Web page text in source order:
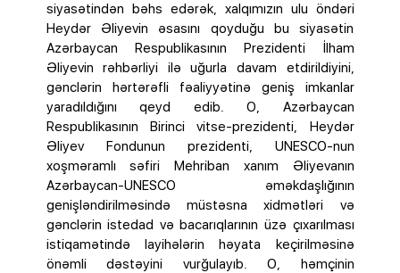
siyasətindən bəhs edərək, xalqımızın ulu öndəri
Heydər Əliyevin əsasını qoyduğu bu siyasətin
Azərbaycan Respublikasının Prezidenti İlham
Əliyevin rəhbərliyi ilə uğurla davam etdirildiyini,
gənclərin hərtərəfli fəaliyyətinə geniş imkanlar
yaradıldığını qeyd edib. O, Azərbaycan
Respublikasının Birinci vitse-prezidenti, Heydər
Əliyev Fondunun prezidenti, UNESCO-nun
xoşməramlı səfiri Mehriban xanım Əliyevanın
Azərbaycan-UNESCO əməkdaşlığının
genişləndirilməsində müstəsna xidmətləri və
gənclərin istedad və bacarıqlarının üzə çıxarılması
istiqamətində layihələrin həyata keçirilməsinə
önəmli dəstəyini vurğulayıb. O, həmçinin